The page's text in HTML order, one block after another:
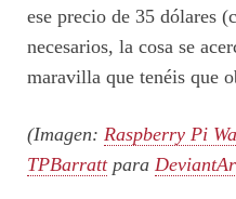
ese precio de 35 dólares
necesarios, la cosa se
maravilla que tenéis que
(Imagen: Raspberry Pi
TPBarrattpara